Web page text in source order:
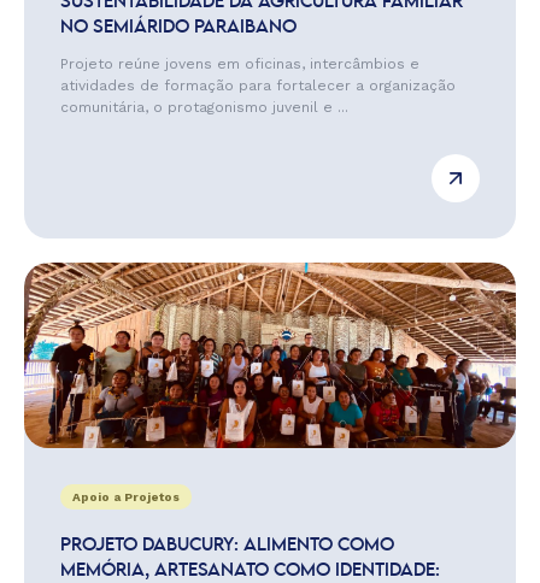
NO SEMIÁRIDO PARAIBANO
Projeto reúne jovens em oficinas, intercâmbios e
atividades de formação para fortalecer a organização
comunitária, o protagonismo juvenil e ...
Apoio a Projetos
PROJETO DABUCURY: ALIMENTO COMO
MEMÓRIA, ARTESANATO COMO IDENTIDADE: